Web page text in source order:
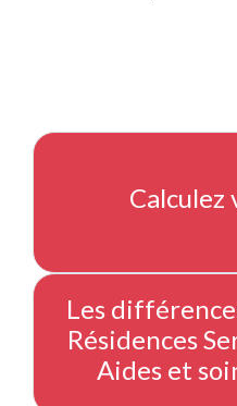
Calculez
Les
Résidences
Aides et